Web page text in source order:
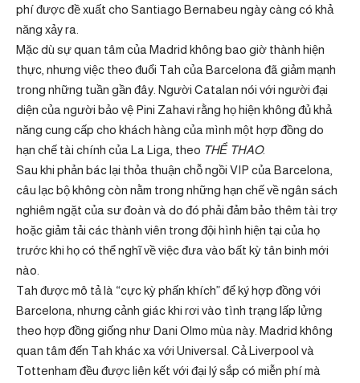
phí được đề xuất cho Santiago Bernabeu ngày càng có khả
năng xảy ra.
Mặc dù sự quan tâm của Madrid không bao giờ thành hiện
thực, nhưng việc theo đuổi Tah của Barcelona đã giảm mạnh
trong những tuần gần đây. Người Catalan nói với người đại
diện của người bảo vệ Pini Zahavi rằng họ hiện không đủ khả
năng cung cấp cho khách hàng của mình một hợp đồng do
hạn chế tài chính của La Liga, theo THỂ THAO.
Sau khi phản bác lại thỏa thuận chỗ ngồi VIP của Barcelona, ​​
câu lạc bộ không còn nằm trong những hạn chế về ngân sách
nghiêm ngặt của sư đoàn và do đó phải đảm bảo thêm tài trợ
hoặc giảm tải các thành viên trong đội hình hiện tại của họ
trước khi họ có thể nghĩ về việc đưa vào bất kỳ tân binh mới
nào.
Tah được mô tả là “cực kỳ phấn khích” để ký hợp đồng với
Barcelona, ​​nhưng cảnh giác khi rơi vào tình trạng lấp lửng
theo hợp đồng giống như Dani Olmo mùa này. Madrid không
quan tâm đến Tah khác xa với Universal. Cả Liverpool và
Tottenham đều được liên kết với đại lý sắp có miễn phí mà